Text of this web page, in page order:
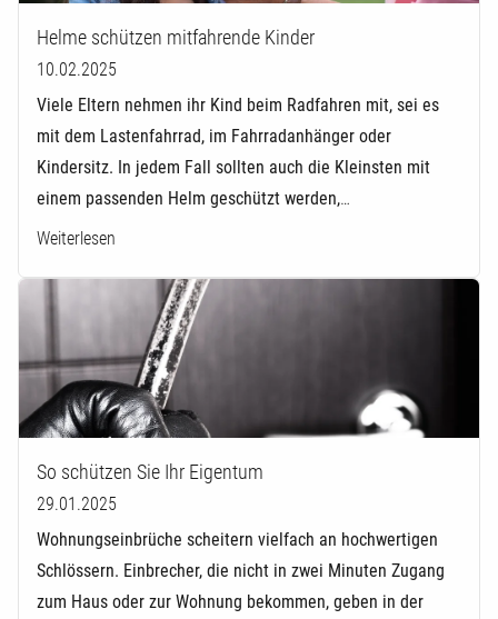
Helme schützen mitfahrende Kinder
10.02.2025
Viele Eltern nehmen ihr Kind beim Radfahren mit, sei es
mit dem Lastenfahrrad, im Fahrradanhänger oder
Kindersitz. In jedem Fall sollten auch die Kleinsten mit
einem passenden Helm geschützt werden,…
Weiterlesen
So schützen Sie Ihr Eigentum
29.01.2025
Wohnungseinbrüche scheitern vielfach an hochwertigen
Schlössern. Einbrecher, die nicht in zwei Minuten Zugang
zum Haus oder zur Wohnung bekommen, geben in der